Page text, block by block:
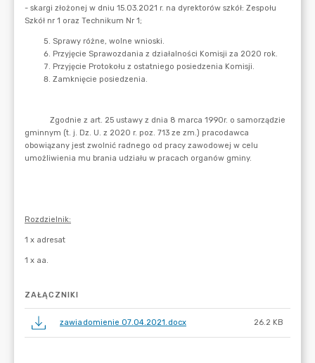
ZAŁĄCZNIKI
zawiadomienie 07.04.2021.docx 26.2 KB